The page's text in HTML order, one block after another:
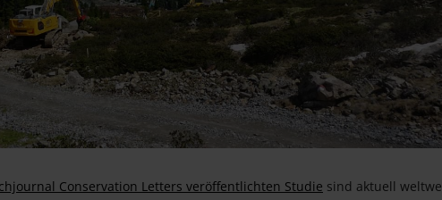
Conservation Letters veröffentlichten Studie sind aktuell